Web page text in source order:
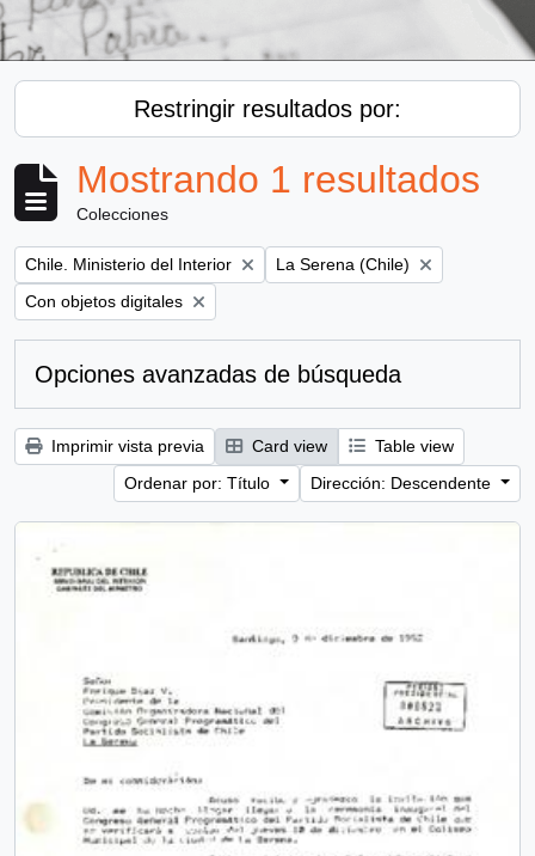
Restringir resultados por:
Mostrando 1 resultados
Colecciones
Remove filter:
Chile. Ministerio del Interior Remove filter:
La Serena (Chile)
Remove filter:
Con objetos digitales
Opciones avanzadas de búsqueda
Imprimir vista previa Card view
Table view
Ordenar por: Título
Dirección: Descendente